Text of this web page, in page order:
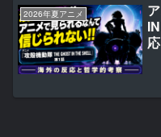
2026年夏アニメ